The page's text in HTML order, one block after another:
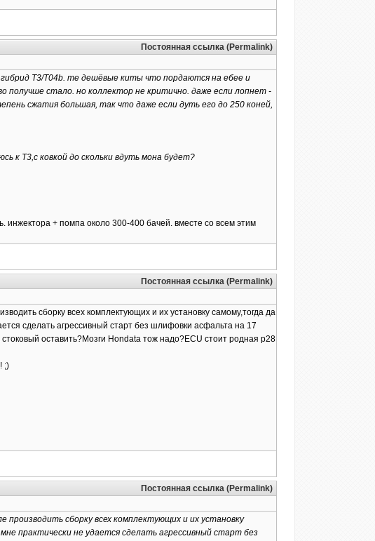
Постоянная ссылка (Permalink)
T3/T04b. те дешёвые киты что пордаются на ебее и
получше стало. но коллектор не критично. даже если лопнет -
сжатия большая, так что даже если дуть его до 250 коней,
к Т3,с ковкой до скольки вдуть мона будет?
инжектора + помпа около 300-400 бачей. вместе со всем этим
Постоянная ссылка (Permalink)
сборку всех комплектующих и их установку самому,тогда да
сделать агрессивный старт без шлифовки асфальта на 17
оставить?Мозги Hondata тож надо?ECU стоит родная p28
;)
Постоянная ссылка (Permalink)
сборку всех комплектующих и их установку
практически не удается сделать агрессивный старт без